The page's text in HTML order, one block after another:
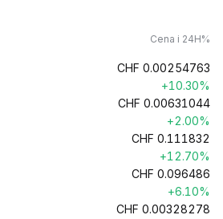
Cena i 24H%
CHF 0.00254763
+10.30%
CHF 0.00631044
+2.00%
CHF 0.111832
+12.70%
CHF 0.096486
+6.10%
CHF 0.00328278